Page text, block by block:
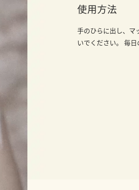
使用方法
手のひらに出し、マ
いでください。 毎